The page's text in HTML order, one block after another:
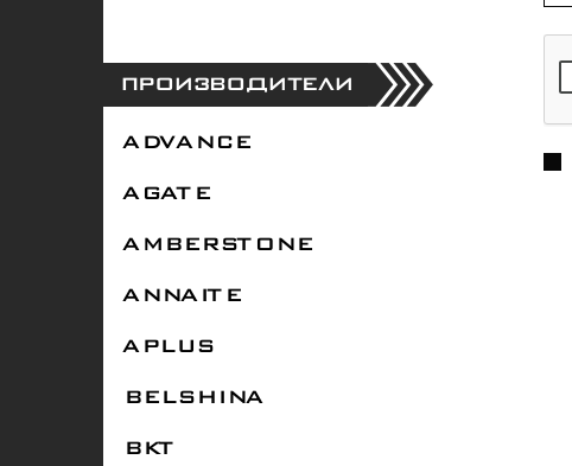
ПРОИЗВОДИТЕЛИ
ADVANCE
AGATE
AMBERSTONE
ANNAITE
APLUS
BELSHINA
BKT